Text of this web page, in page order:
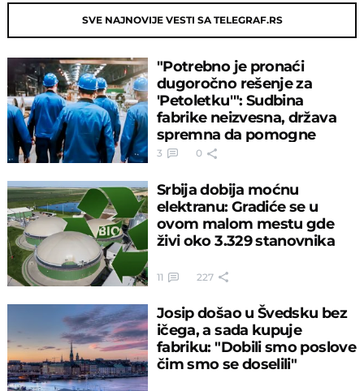
SVE NAJNOVIJE VESTI SA TELEGRAF.RS
"Potrebno je pronaći
dugoročno rešenje za
'Petoletku'": Sudbina
fabrike neizvesna, država
spremna da pomogne
3 0
Srbija dobija moćnu
elektranu: Gradiće se u
ovom malom mestu gde
živi oko 3.329 stanovnika
11 227
Josip došao u Švedsku bez
ičega, a sada kupuje
fabriku: "Dobili smo poslove
čim smo se doselili"